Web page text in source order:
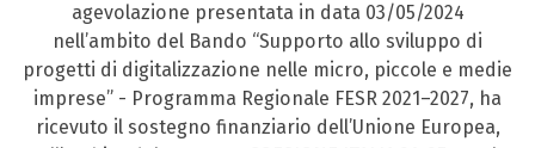
agevolazione presentata in data 03/05/2024
nell’ambito del Bando “Supporto allo sviluppo di
progetti di digitalizzazione nelle micro, piccole e medie
imprese” - Programma Regionale FESR 2021–2027, ha
ricevuto il sostegno finanziario dell’Unione Europea,